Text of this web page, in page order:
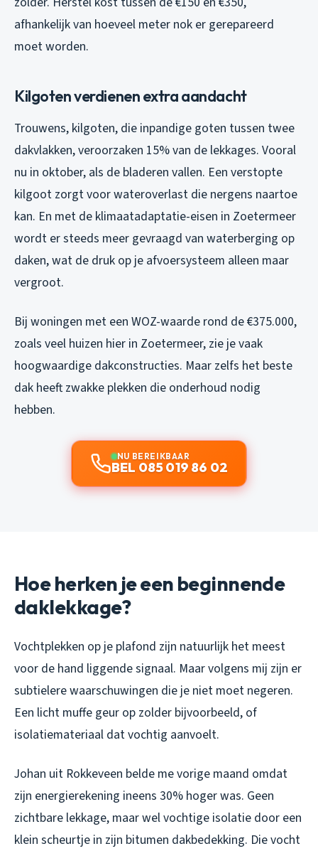
afhankelijk van hoeveel meter nok er gerepareerd
moet worden.
Kilgoten verdienen extra aandacht
Trouwens, kilgoten, die inpandige goten tussen twee
dakvlakken, veroorzaken 15% van de lekkages. Vooral
nu in oktober, als de bladeren vallen. Een verstopte
kilgoot zorgt voor wateroverlast die nergens naartoe
kan. En met de klimaatadaptatie-eisen in Zoetermeer
wordt er steeds meer gevraagd van waterberging op
daken, wat de druk op je afvoersysteem alleen maar
vergroot.
Bij woningen met een WOZ-waarde rond de €375.000,
zoals veel huizen hier in Zoetermeer, zie je vaak
hoogwaardige dakconstructies. Maar zelfs het beste
dak heeft zwakke plekken die onderhoud nodig
hebben.
NU BEREIKBAAR
BEL 085 019 86 02
Hoe herken je een beginnende
daklekkage?
Vochtplekken op je plafond zijn natuurlijk het meest
voor de hand liggende signaal. Maar volgens mij zijn er
subtielere waarschuwingen die je niet moet negeren.
Een licht muffe geur op zolder bijvoorbeeld, of
isolatiemateriaal dat vochtig aanvoelt.
Johan uit Rokkeveen belde me vorige maand omdat
zijn energierekening ineens 30% hoger was. Geen
zichtbare lekkage, maar wel vochtige isolatie door een
klein scheurtje in zijn bitumen dakbedekking. Die vocht